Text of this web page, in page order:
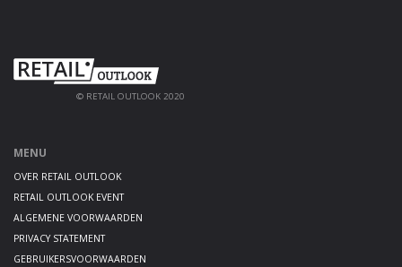
© RETAIL OUTLOOK 2020
MENU
OVER RETAIL OUTLOOK
RETAIL OUTLOOK EVENT
ALGEMENE VOORWAARDEN
PRIVACY STATEMENT
GEBRUIKERSVOORWAARDEN